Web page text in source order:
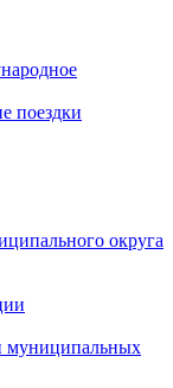
поездки
округа
муниципальных